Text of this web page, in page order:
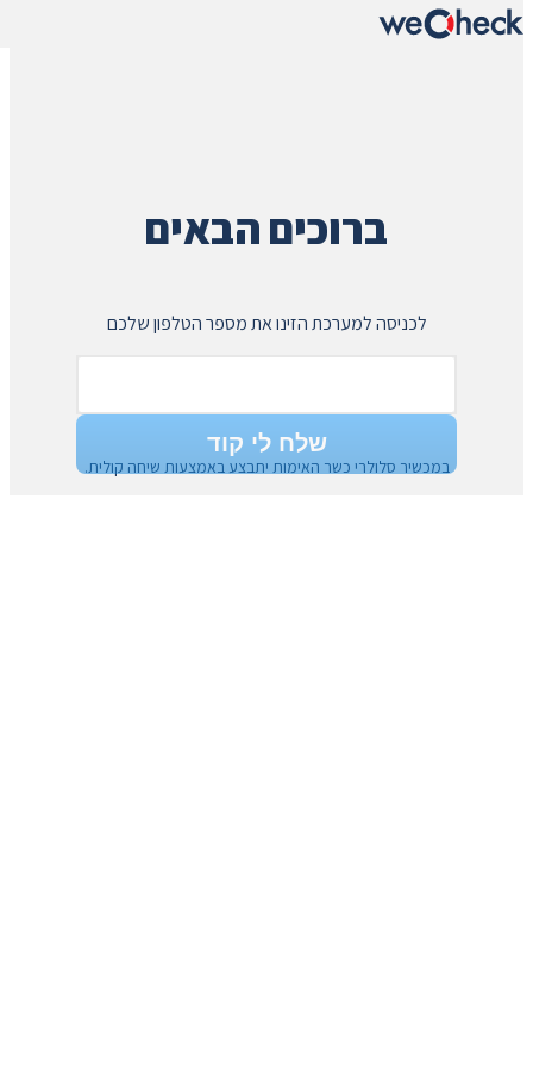
ברוכים הבאים
לכניסה למערכת הזינו את מספר הטלפון שלכם
שלח לי קוד
במכשיר סלולרי כשר האימות יתבצע באמצעות שיחה קולית.